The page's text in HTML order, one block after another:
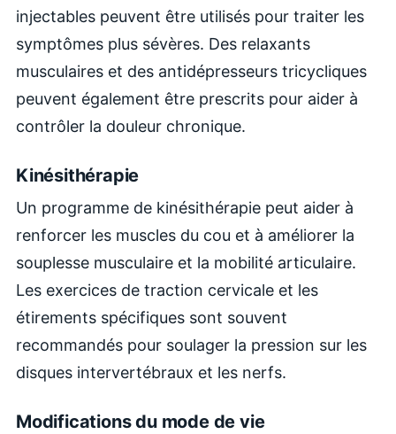
injectables peuvent être utilisés pour traiter les
symptômes plus sévères. Des relaxants
musculaires et des antidépresseurs tricycliques
peuvent également être prescrits pour aider à
contrôler la douleur chronique.
Kinésithérapie
Un programme de kinésithérapie peut aider à
renforcer les muscles du cou et à améliorer la
souplesse musculaire et la mobilité articulaire.
Les exercices de traction cervicale et les
étirements spécifiques sont souvent
recommandés pour soulager la pression sur les
disques intervertébraux et les nerfs.
Modifications du mode de vie